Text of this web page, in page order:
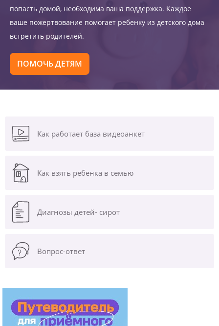
попасть домой, необходима ваша поддержка. Каждое
ваше пожертвование помогает ребенку из детского дома
встретить родителей.
ПОМОЧЬ ДЕТЯМ
Как работает база видеоанкет
Как взять ребенка в семью
Диагнозы детей- сирот
Вопрос-ответ